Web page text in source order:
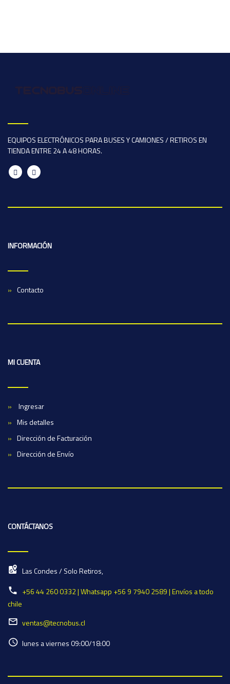
EQUIPOS ELECTRÓNICOS PARA BUSES Y CAMIONES / RETIROS EN
TIENDA ENTRE 24 A 48 HORAS.
INFORMACIÓN
Contacto
MI CUENTA
Ingresar
Mis detalles
Dirección de Facturación
Dirección de Envío
CONTÁCTANOS
Las Condes / Solo Retiros,
+56 44 260 0332 | Whatsapp +56 9 7940 2589 | Envíos a todo
chile
ventas@tecnobus.cl
lunes a viernes 09:00/18:00